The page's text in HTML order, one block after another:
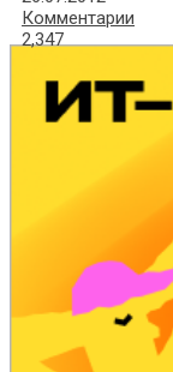
Комментарии
2,347